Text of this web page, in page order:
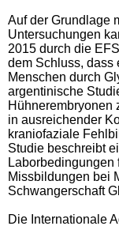
Auf der Grundlage
Untersuchungen
2015 durch die
dem Schluss, dass
Menschen durch
argentinische
Hühnerembryonen
in ausreichender
kraniofaziale
Studie beschreibt
Missbildungen bei
Schwangerschaft
Die Internationale